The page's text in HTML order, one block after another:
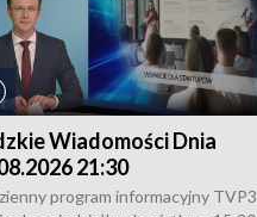
Wiadomości Dnia
21:30
program informacyjny TVP3